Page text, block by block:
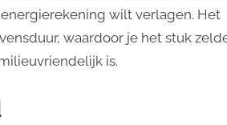
wilt verlagen. Het
waardoor je het stuk
is.